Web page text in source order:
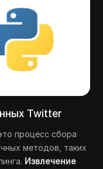
Twitter
процесс сбора
методов, таких
Извлечение